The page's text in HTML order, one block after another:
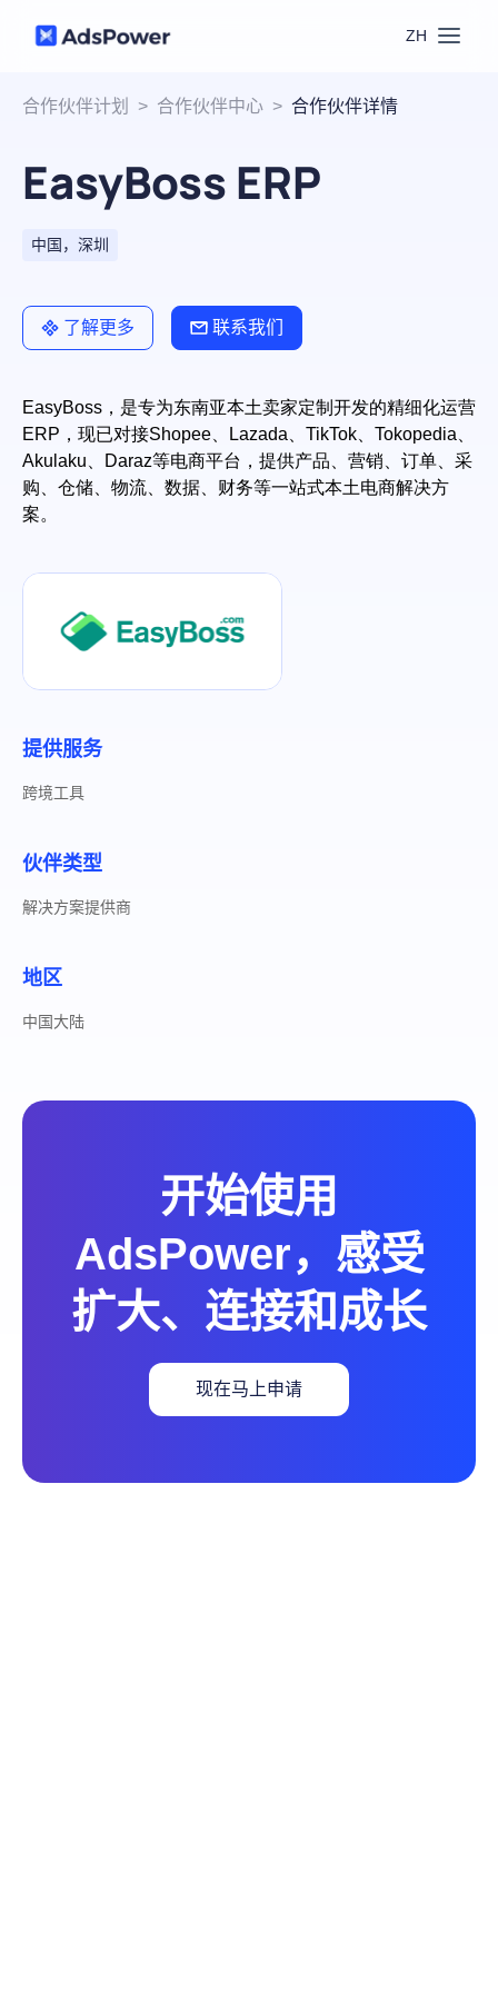
ZH
功能
多账号管理
RPA
Local API
批量环境管理
团队协作
场景
跨境电商
数字营销
社媒营销
流量套利
合作伙伴中心
视频教程
下载
预约演示
登录
合作伙伴计划 > 合作伙伴中心 > 合作伙伴详情
EasyBoss ERP
中国，深圳
了解更多 联系我们
EasyBoss，是专为东南亚本土卖家定制开发的精细化运营
ERP，现已对接Shopee、Lazada、TikTok、Tokopedia、
Akulaku、Daraz等电商平台，提供产品、营销、订单、采
购、仓储、物流、数据、财务等一站式本土电商解决方
案。
提供服务
跨境工具
伙伴类型
解决方案提供商
地区
中国大陆
开始使用
AdsPower，感受
扩大、连接和成长
现在马上申请